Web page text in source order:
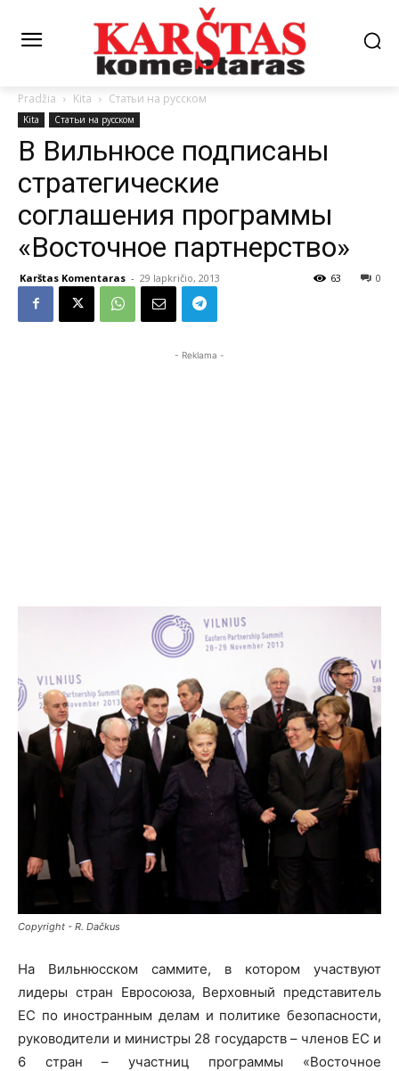
Pradžia Kita Статьи на русском
Kita Статьи на русском
В Вильнюсе подписаны
стратегические
соглашения программы
«Восточное партнерство»
Karštas Komentaras - 29 lapkričio, 2013 0
63
- Reklama -
Copyright - R. Dačkus
На Вильнюсском саммите, в котором участвуют
лидеры стран Евросоюза, Верховный представитель
ЕС по иностранным делам и политике безопасности,
руководители и министры 28 государств – членов ЕС и
6 стран – участниц программы «Восточное